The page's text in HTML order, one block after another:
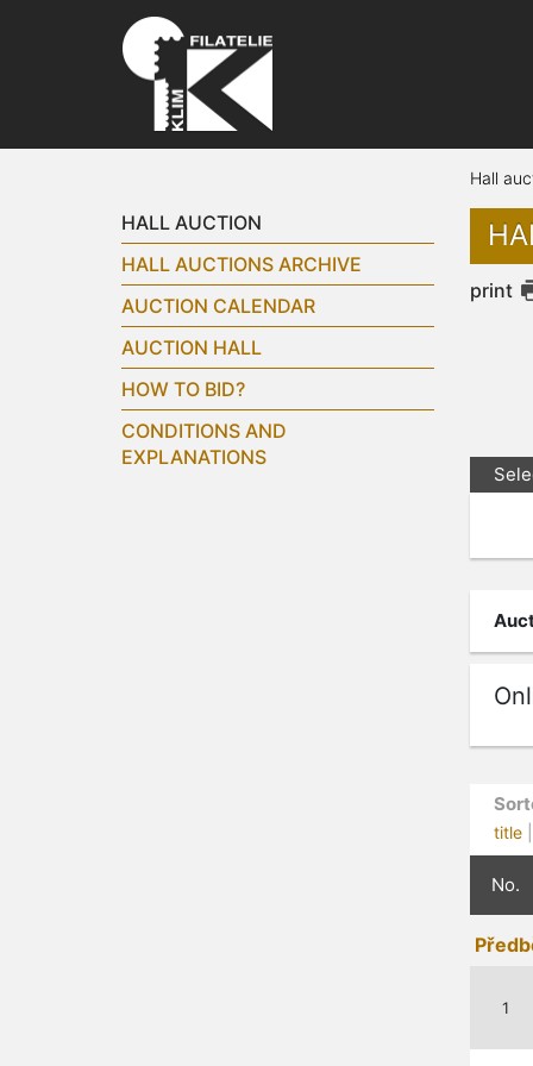
HALL AUCTION
HALL AUCTIONS ARCHIVE
AUCTION CALENDAR
AUCTION HALL
HOW TO BID?
CONDITIONS AND
EXPLANATIONS
Hall
print
title|
No.
1